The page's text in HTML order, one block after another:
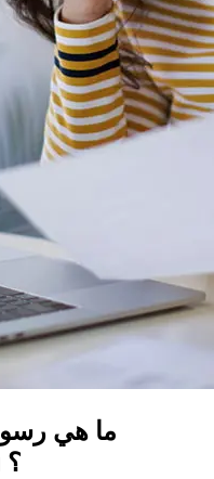
ما هي
Central Bank of Peru ؟